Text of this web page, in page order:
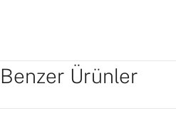
Benzer Ürünler